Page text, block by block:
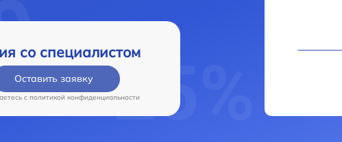
со специалистом
Оставить заявку
c политикой конфиденциальности